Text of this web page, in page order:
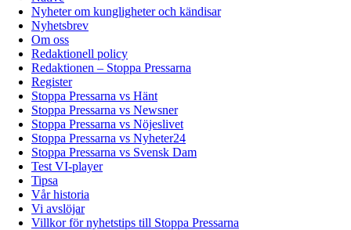
Nyheter om kungligheter och kändisar
Nyhetsbrev
Om oss
Redaktionell policy
Redaktionen – Stoppa Pressarna
Register
Stoppa Pressarna vs Hänt
Stoppa Pressarna vs Newsner
Stoppa Pressarna vs Nöjeslivet
Stoppa Pressarna vs Nyheter24
Stoppa Pressarna vs Svensk Dam
Test VI-player
Tipsa
Vår historia
Vi avslöjar
Villkor för nyhetstips till Stoppa Pressarna